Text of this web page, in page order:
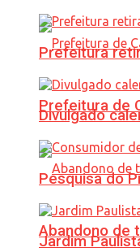
Prefeitura de
Abandono de
Prefeitura
Divulgado
Pesquisa do
Jardim